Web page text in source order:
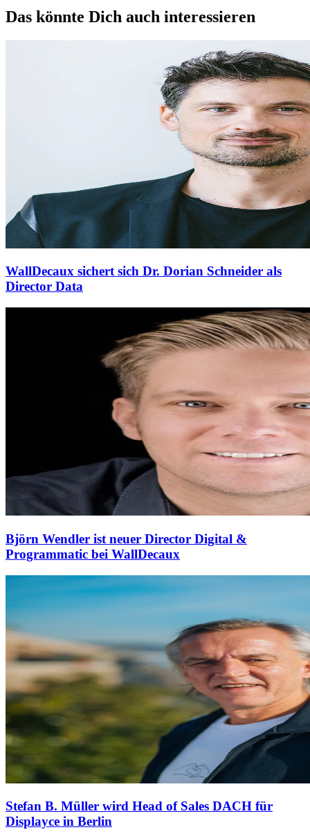
Das könnte Dich auch interessieren
WallDecaux sichert sich Dr. Dorian Schneider als
Director Data
Björn Wendler ist neuer Director Digital &
Programmatic bei WallDecaux
Stefan B. Müller wird Head of Sales DACH für
Displayce in Berlin